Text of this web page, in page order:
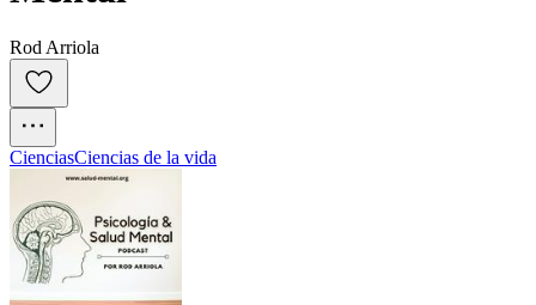
Rod Arriola
CienciasCiencias de la vida